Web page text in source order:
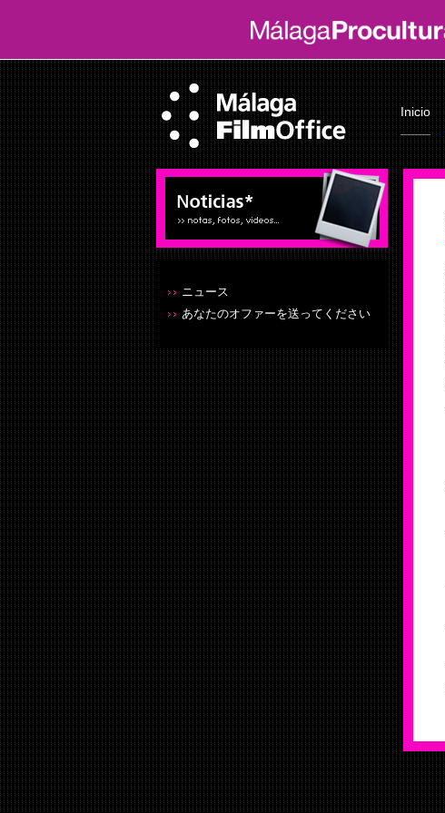
Inicio
ニュース
あなたのオファーを送ってください